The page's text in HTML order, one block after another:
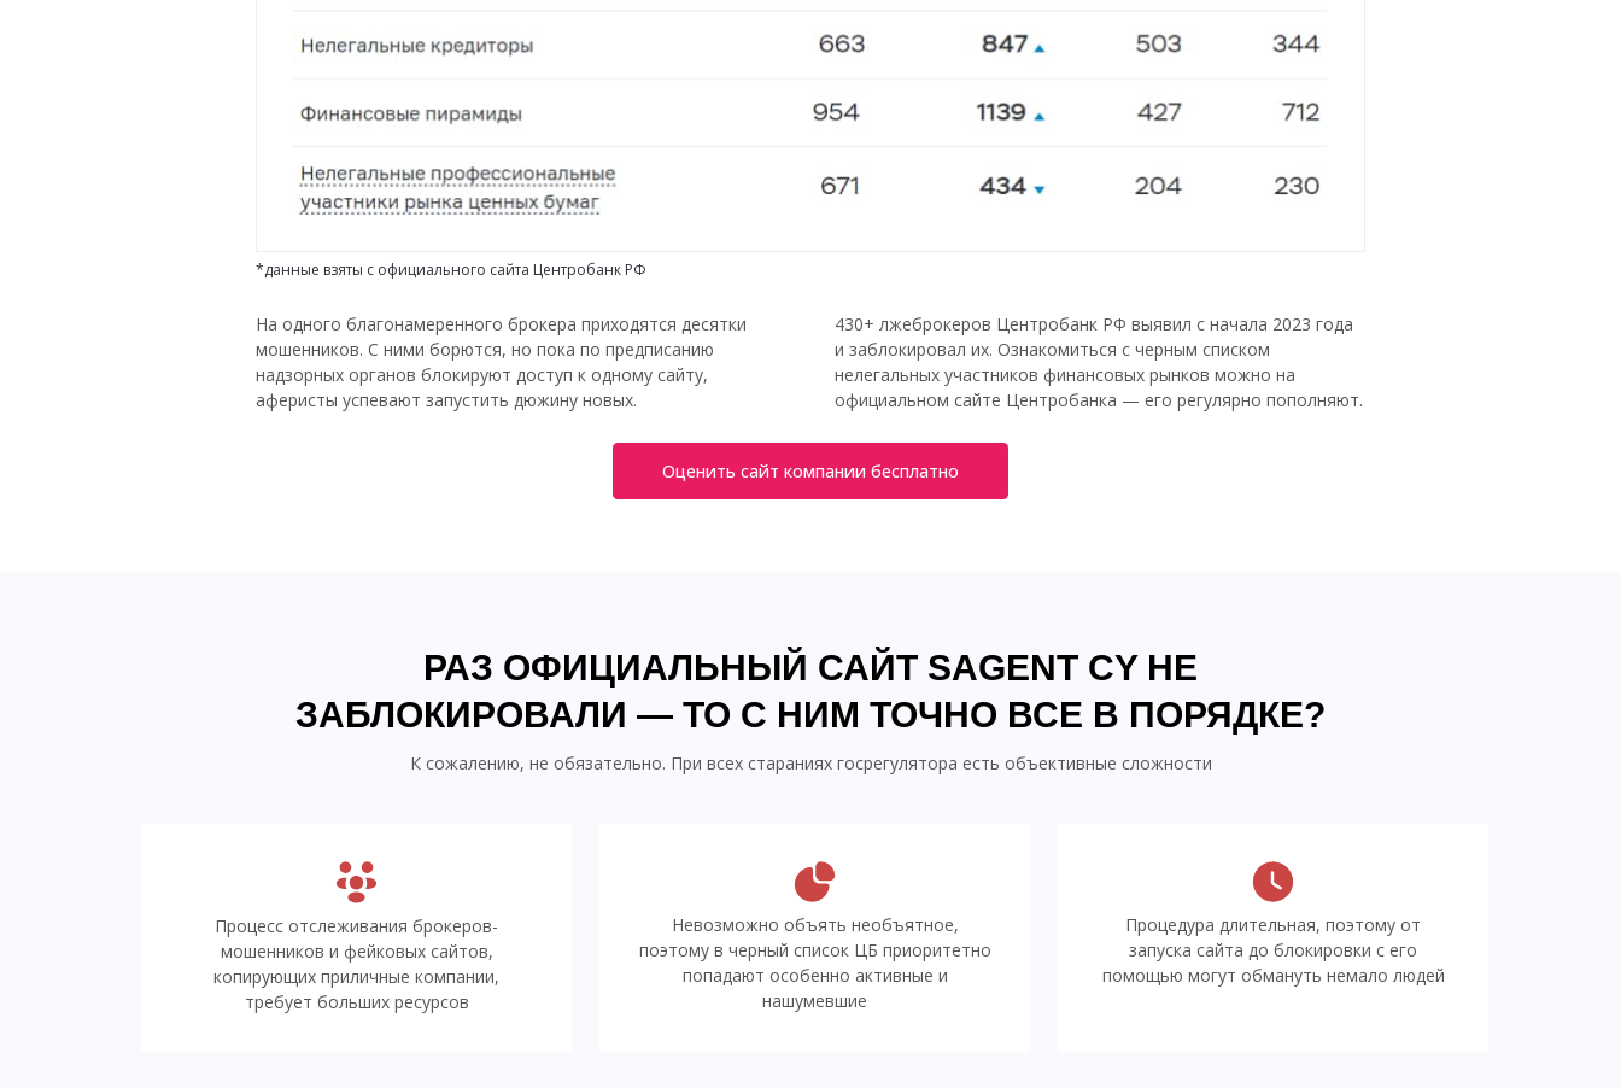
*данные взяты с официального сайта Центробанк РФ
На одного благонамеренного брокера приходятся десятки
мошенников. С ними борются, но пока по предписанию
надзорных органов блокируют доступ к одному сайту,
аферисты успевают запустить дюжину новых.
430+ лжеброкеров Центробанк РФ выявил с начала 2023 года
и заблокировал их. Ознакомиться с черным списком
нелегальных участников финансовых рынков можно на
официальном сайте Центробанка — его регулярно пополняют.
Оценить сайт компании бесплатно
РАЗ ОФИЦИАЛЬНЫЙ САЙТ SAGENT CY НЕ
ЗАБЛОКИРОВАЛИ — ТО С НИМ ТОЧНО ВСЕ В ПОРЯДКЕ?
К сожалению, не обязательно. При всех стараниях госрегулятора есть объективные сложности
Процесс отслеживания брокеров-
мошенников и фейковых сайтов,
копирующих приличные компании,
требует больших ресурсов
Невозможно объять необъятное,
поэтому в черный список ЦБ приоритетно
попадают особенно активные и
нашумевшие
Процедура длительная, поэтому от
запуска сайта до блокировки с его
помощью могут обмануть немало людей